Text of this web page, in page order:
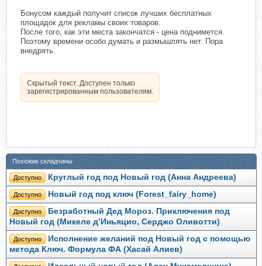
Бонусом каждый получит список лучших бесплатных
площадок для рекламы своих товаров.
После того, как эти места закончатся - цена поднимется.
Поэтому времени особо думать и размышлять нет. Пора
внедрять.
Скрытый текст. Доступен только
зарегистрированным пользователям.
Похожие складчины
Доступно Круглый год под Новый год (Анна Андреева)
Доступно Новый год под ключ (Forest_fairy_home)
Доступно
Безработный Дед Мороз. Приключения под
Новый год (Микеле д’Иньяцио, Серджо Оливотти)
Доступно
Исполнение желаний под Новый год с помощью
метода Ключ. Формула ФА (Хасай Алиев)